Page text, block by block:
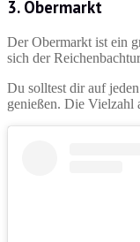
3. Obermarkt
Der Obermarkt ist ein
sich der
Du solltest dir auf
genießen. Die Vielzahl